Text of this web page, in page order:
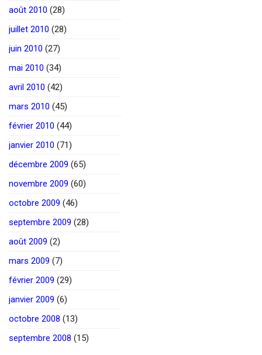
août 2010 (28)
juillet 2010 (28)
juin 2010 (27)
mai 2010 (34)
avril 2010 (42)
mars 2010 (45)
février 2010 (44)
janvier 2010 (71)
décembre 2009 (65)
novembre 2009 (60)
octobre 2009 (46)
septembre 2009 (28)
août 2009 (2)
mars 2009 (7)
février 2009 (29)
janvier 2009 (6)
octobre 2008 (13)
septembre 2008 (15)